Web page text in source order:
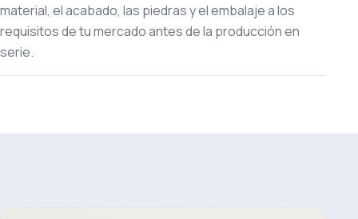
material, el acabado, las piedras y el embalaje a los
requisitos de tu mercado antes de la producción en
serie.